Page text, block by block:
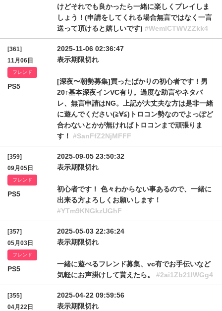
けどそれでも良かったら一緒に楽しくプレイしま
しょう！(申請をしてくれる場合無言ではなく一言
送って頂けると嬉しいです) #WemlCTWVZZkk4
[361]
11月06日
フレンド
PS5
2025-11-06 02:36:47
表示期限切れ
[深夜〜朝勢募集]買ったばかりの初心者です！男
20↑基本深夜インVC有り。過度な助言やネタバ
レ、無言申請はNG。上記が大丈夫な方は是非一緒
に遊んでください(≧∀≦)トロコン勢なのでよっぽど
合わないとかが無ければトロコンまで頑張りま
す！ #SanFfZ2NjMFFF
[359]
09月05日
フレンド
PS5
2025-09-05 23:50:32
表示期限切れ
初心者です！ 色々わからない事あるので、一緒に
出来る方よろしくお願いします！
#YTm9KNGkzUGhF
[357]
05月03日
フレンド
PS5
2025-05-03 22:36:24
表示期限切れ
一緒に遊べるフレンド募集、vc有でお手伝いなど
気軽にお声掛けして貰えたら。 #2ai1Zb21IWGg4
[355]
04月22日
2025-04-22 09:59:56
表示期限切れ